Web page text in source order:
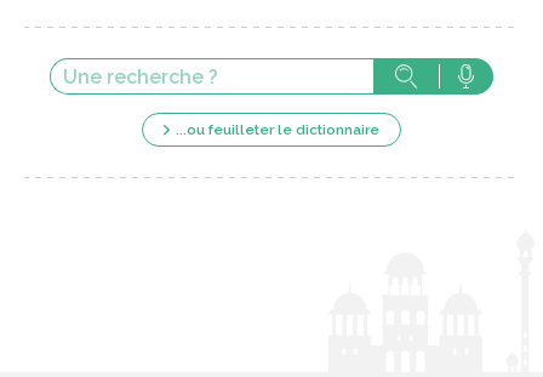
...ou feuilleter le dictionnaire